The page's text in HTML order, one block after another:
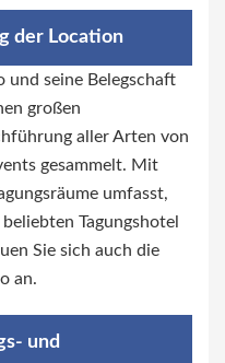
der Location
und seine Belegschaft
großen
aller Arten von
gesammelt. Mit
umfasst,
Tagungshotel
Sie sich auch die
an.
und